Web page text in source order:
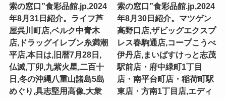
索の窓口”食彩品館.jp,2024
年8月31日紹介。ライフ芦
屋呉川町店,ベルク中青木
店,ドラッグイレブン糸満潮
平店,本日は,旧暦7月28日,
仏滅,丁卯,九紫火星,二百十
日,冬の沖縄八重山諸島5島
めぐり,具志堅用高像,大衆
索の窓口”食彩品館.jp,2024
年8月30日紹介。マツゲン
高野口店,ザビッグエクスプ
レス春駒通店,コープこうべ
伊丹店,まいばすけっと志茂
駅前店・府中緑町1丁目
店・南平台町店・稲荷町駅
東店・方南1丁目店,エディ